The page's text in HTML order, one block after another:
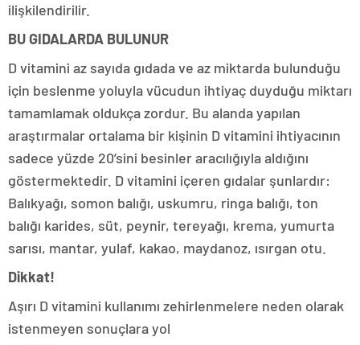
ilişkilendirilir.
BU GIDALARDA BULUNUR
D vitamini az sayıda gıdada ve az miktarda bulunduğu
için beslenme yoluyla vücudun ihtiyaç duyduğu miktarı
tamamlamak oldukça zordur. Bu alanda yapılan
araştırmalar ortalama bir kişinin D vitamini ihtiyacının
sadece yüzde 20’sini besinler aracılığıyla aldığını
göstermektedir. D vitamini içeren gıdalar şunlardır:
Balıkyağı, somon balığı, uskumru, ringa balığı, ton
balığı karides, süt, peynir, tereyağı, krema, yumurta
sarısı, mantar, yulaf, kakao, maydanoz, ısırgan otu.
Dikkat!
Aşırı D vitamini kullanımı zehirlenmelere neden olarak
istenmeyen sonuçlara yol